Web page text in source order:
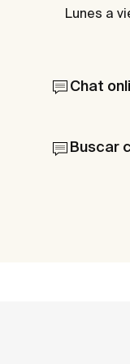
Lunes a
Chat
Buscar